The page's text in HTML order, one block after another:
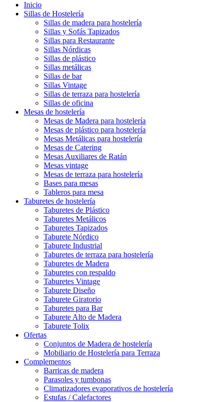
Inicio
Sillas de Hostelería
Sillas de madera para hostelería
Sillas y Sofás Tapizados
Sillas para Restaurante
Sillas Nórdicas
Sillas de plástico
Sillas metálicas
Sillas de bar
Sillas Vintage
Sillas de terraza para hostelería
Sillas de oficina
Mesas de hostelería
Mesas de Madera para hostelería
Mesas de plástico para hostelería
Mesas Metálicas para hostelería
Mesas de Catering
Mesas Auxiliares de Ratán
Mesas vintage
Mesas de terraza para hostelería
Bases para mesas
Tableros para mesa
Taburetes de hostelería
Taburetes de Plástico
Taburetes Metálicos
Taburetes Tapizados
Taburete Nórdico
Taburete Industrial
Taburetes de terraza para hostelería
Taburetes de Madera
Taburetes con respaldo
Taburetes Vintage
Taburete Diseño
Taburete Giratorio
Taburetes para Bar
Taburete Alto de Madera
Taburete Tolix
Ofertas
Conjuntos de Madera de hostelería
Mobiliario de Hostelería para Terraza
Complementos
Barricas de madera
Parasoles y tumbonas
Climatizadores evaporativos de hostelería
Estufas / Calefactores